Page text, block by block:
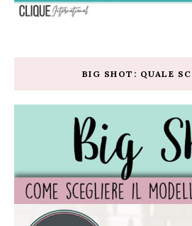
BIG SHOT: QUALE